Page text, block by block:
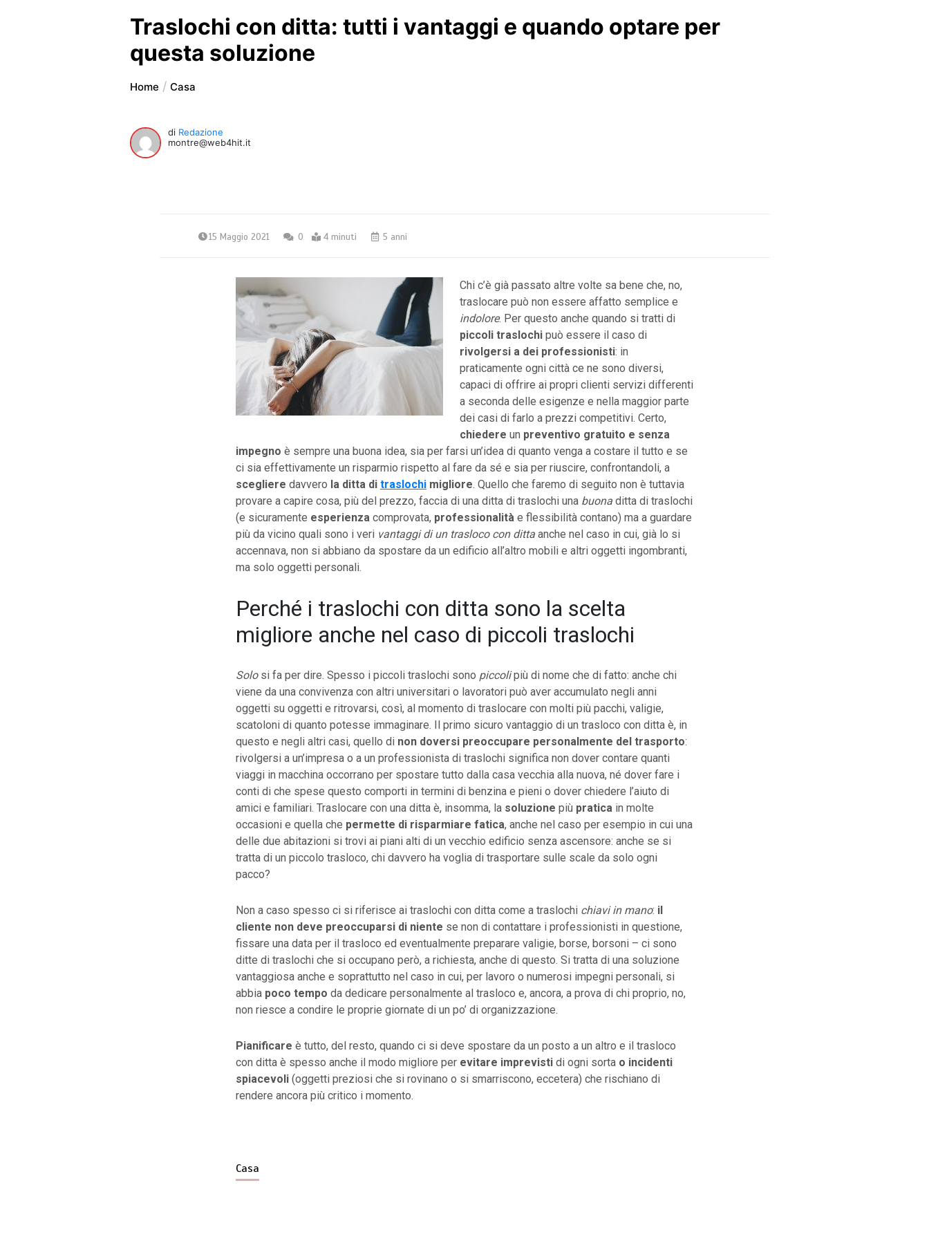
Traslochi con ditta: tutti i vantaggi e quando optare per
questa soluzione
Home Casa
di Redazione
montre@web4hit.it
15 Maggio 2021 0 4 minuti 5 anni
Chi c’è già passato altre volte sa bene che, no,
traslocare può non essere affatto semplice e
indolore. Per questo anche quando si tratti di
piccoli traslochipuò essere il caso di
rivolgersi a dei professionisti: in
praticamente ogni città ce ne sono diversi,
capaci di offrire ai propri clienti servizi differenti
a seconda delle esigenze e nella maggior parte
dei casi di farlo a prezzi competitivi. Certo,
chiedere un preventivo gratuito e senza
impegno è sempre una buona idea, sia per farsi un’idea di quanto venga a costare il tutto e se
ci sia effettivamente un risparmio rispetto al fare da sé e sia per riuscire, confrontandoli, a
scegliere davvero la ditta di traslochimigliore. Quello che faremo di seguito non è tuttavia
provare a capire cosa, più del prezzo, faccia di una ditta di traslochi una buonaditta di traslochi
(e sicuramente esperienzacomprovata, professionalitàe flessibilità contano) ma a guardare
più da vicino quali sono i veri vantaggi di un trasloco con dittaanche nel caso in cui, già lo si
accennava, non si abbiano da spostare da un edificio all’altro mobili e altri oggetti ingombranti,
ma solo oggetti personali.
Perché i traslochi con ditta sono la scelta
migliore anche nel caso di piccoli traslochi
Solosi fa per dire. Spesso i piccoli traslochi sono piccolipiù di nome che di fatto: anche chi
viene da una convivenza con altri universitari o lavoratori può aver accumulato negli anni
oggetti su oggetti e ritrovarsi, così, al momento di traslocare con molti più pacchi, valigie,
scatoloni di quanto potesse immaginare. Il primo sicuro vantaggio di un trasloco con ditta è, in
questo e negli altri casi, quello di non doversi preoccupare personalmente del trasporto:
rivolgersi a un’impresa o a un professionista di traslochi significa non dover contare quanti
viaggi in macchina occorrano per spostare tutto dalla casa vecchia alla nuova, né dover fare i
conti di che spese questo comporti in termini di benzina e pieni o dover chiedere l’aiuto di
amici e familiari. Traslocare con una ditta è, insomma, la soluzione più pratica in molte
occasioni e quella che permette di risparmiare fatica, anche nel caso per esempio in cui una
delle due abitazioni si trovi ai piani alti di un vecchio edificio senza ascensore: anche se si
tratta di un piccolo trasloco, chi davvero ha voglia di trasportare sulle scale da solo ogni
pacco?
Non a caso spesso ci si riferisce ai traslochi con ditta come a traslochi chiavi in mano: il
cliente non deve preoccuparsi di niente se non di contattare i professionisti in questione,
fissare una data per il trasloco ed eventualmente preparare valigie, borse, borsoni – ci sono
ditte di traslochi che si occupano però, a richiesta, anche di questo. Si tratta di una soluzione
vantaggiosa anche e soprattutto nel caso in cui, per lavoro o numerosi impegni personali, si
abbia poco tempo da dedicare personalmente al trasloco e, ancora, a prova di chi proprio, no,
non riesce a condire le proprie giornate di un po’ di organizzazione.
Pianificare è tutto, del resto, quando ci si deve spostare da un posto a un altro e il trasloco
con ditta è spesso anche il modo migliore per evitare imprevistidi ogni sorta o incidenti
spiacevoli(oggetti preziosi che si rovinano o si smarriscono, eccetera) che rischiano di
rendere ancora più critico i momento.
Casa